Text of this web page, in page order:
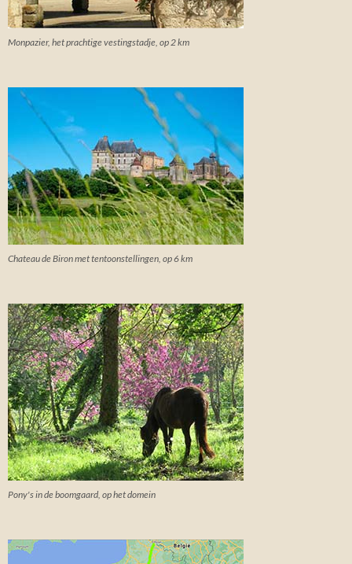
Monpazier, het prachtige vestingstadje, op 2 km
Chateau de Biron met tentoonstellingen, op 6 km
Pony's in de boomgaard, op het domein